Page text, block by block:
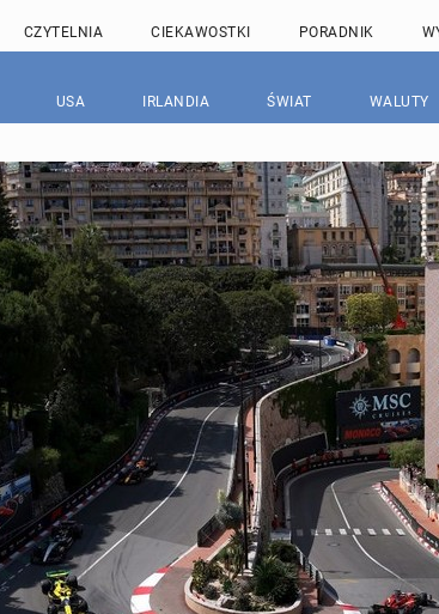
CZYTELNIA CIEKAWOSTKI PORADNIK
USA IRLANDIA ŚWIAT WALUTY